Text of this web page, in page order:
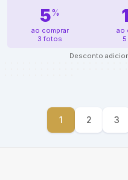
5%
ao comprar
3 fotos
ao
Desconto
1 2 3